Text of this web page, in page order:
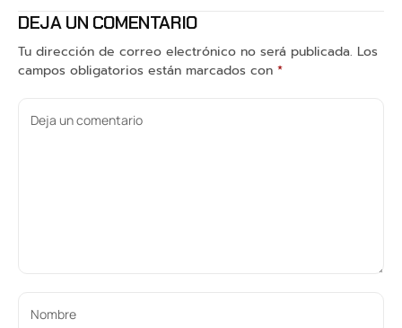
DEJA UN COMENTARIO
Tu dirección de correo electrónico no será publicada. Los
campos obligatorios están marcados con *